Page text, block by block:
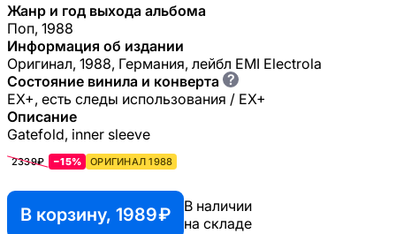
Жанр и год выхода альбома
Поп, 1988
Информация об издании
Оригинал, 1988, Германия, лейбл EMI Electrola
Состояние винила и конверта ?
EX+, есть следы использования / EX+
Описание
Gatefold, inner sleeve
2339₽ −15% ОРИГИНАЛ 1988
В корзину, 1989 ₽
В наличии
на складе